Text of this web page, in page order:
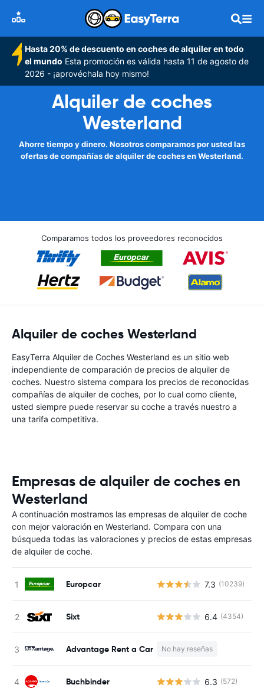
Hasta 20% de descuento en coches de alquiler en todo
el mundo Esta promoción es válida hasta 11 de agosto de
2026 - ¡aprovéchala hoy mismo!
Alquiler de coches
Westerland
Ahorre tiempo y dinero. Nosotros comparamos por usted las
ofertas de compañías de alquiler de coches en Westerland.
Comparamos todos los proveedores reconocidos
Alquiler de coches Westerland
EasyTerra Alquiler de Coches Westerland es un sitio web
independiente de comparación de precios de alquiler de
coches. Nuestro sistema compara los precios de reconocidas
compañías de alquiler de coches, por lo cual como cliente,
usted siempre puede reservar su coche a través nuestro a
una tarifa competitiva.
Empresas de alquiler de coches en
Westerland
A continuación mostramos las empresas de alquiler de coche
con mejor valoración en Westerland. Compara con una
búsqueda todas las valoraciones y precios de estas empresas
de alquiler de coche.
Europcar 7.3 (10239)
Sixt 6.4 (4354)
Advantage Rent a Car No hay reseñas
Buchbinder 6.3 (572)